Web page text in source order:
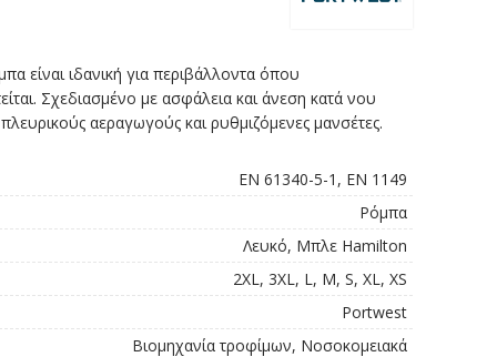
είναι ιδανική για περιβάλλοντα όπου
Σχεδιασμένο με ασφάλεια και άνεση κατά νου
αεραγωγούς και ρυθμιζόμενες μανσέτες.
EN 61340-5-1, EN 1149
Ρόμπα
Λευκό, Μπλε Hamilton
2XL, 3XL, L, M, S, XL, XS
Portwest
Βιομηχανία τροφίμων, Νοσοκομειακά